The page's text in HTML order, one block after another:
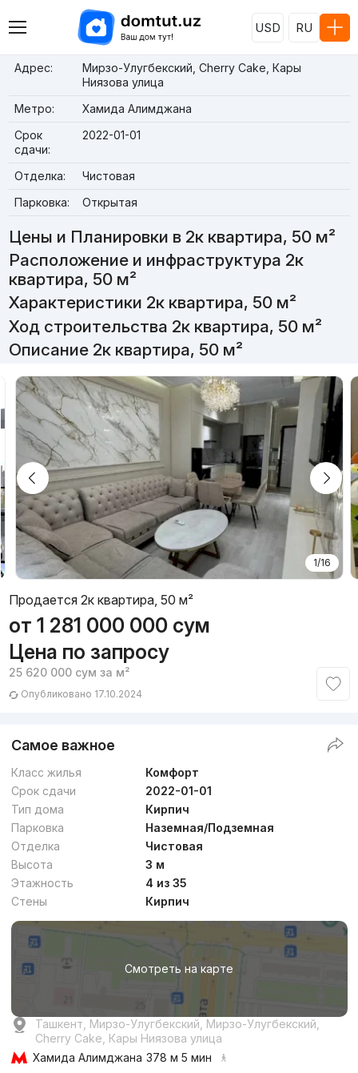
USD RU
Адрес:
Мирзо-Улугбекский, Cherry Cake, Кары
Ниязова улица
Метро:
Хамида Алимджана
Срок
сдачи:
2022-01-01
Отделка:
Чистовая
Парковка:
Открытая
Цены и Планировки в 2к квартира, 50 м²
Расположение и инфраструктура 2к
квартира, 50 м²
Характеристики 2к квартира, 50 м²
Ход строительства 2к квартира, 50 м²
Описание 2к квартира, 50 м²
1/16
Продается 2к квартира, 50 м²
от 1 281 000 000 сум
Цена по запросу
25 620 000 сум за м²
Опубликовано 17.10.2024
Самое важное
Класс жилья
Комфорт
Срок сдачи
2022-01-01
Тип дома
Кирпич
Парковка
Наземная/Подземная
Отделка
Чистовая
Высота
3 м
Этажность
4 из 35
Стены
Кирпич
Смотреть на карте
Ташкент, Мирзо-Улугбекский, Мирзо-Улугбекский,
Cherry Cake, Кары Ниязова улица
Хамида Алимджана 378 м 5 мин